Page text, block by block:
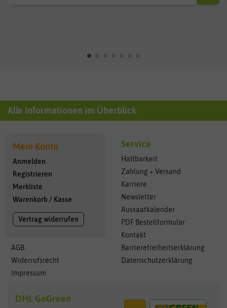
Alle Informationen im Überblick
Mein Konto
Anmelden
Registrieren
Merkliste
Warenkorb / Kasse
Vertrag widerrufen
AGB
Widerrufsrecht
Impressum
Service
Haltbarkeit
Zahlung + Versand
Karriere
Newsletter
Aussaatkalender
PDF Bestellformular
Kontakt
Barrierefreiheitserklärung
Datenschutzerklärung
DHL GoGreen